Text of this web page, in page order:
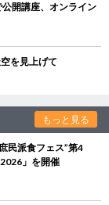
開講座、オンライン
を見上げて
もっと見る
民派食フェス”第4
」を開催